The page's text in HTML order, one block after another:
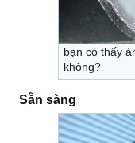
bạn có thấy
không?
Sẵn sàng